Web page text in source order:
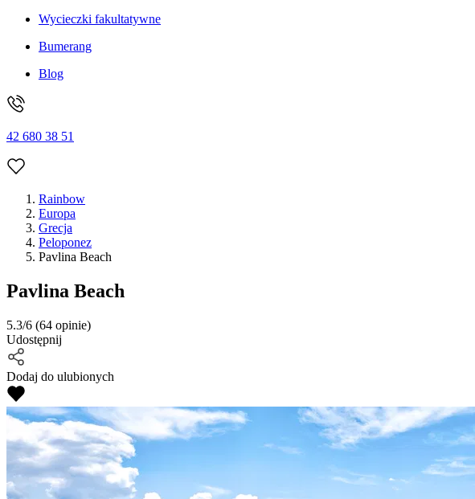
Wycieczki fakultatywne
Bumerang
Blog
42 680 38 51
Rainbow
Europa
Grecja
Peloponez
Pavlina Beach
Pavlina Beach
5.3/6 (64 opinie)
Udostępnij
Dodaj do ulubionych